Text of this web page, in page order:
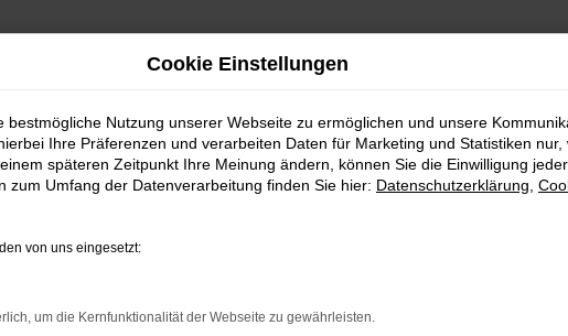
Cookie Einstellungen
bestmögliche Nutzung unserer Webseite zu ermöglichen und unsere
Ihre Präferenzen und verarbeiten Daten für Marketing und Statistiken nur,
späteren Zeitpunkt Ihre Meinung ändern, können Sie die Einwilligung
zum Umfang der Datenverarbeitung finden Sie hier: Datenschutzerklärung
von uns eingesetzt:
um die Kernfunktionalität der Webseite zu gewährleisten.